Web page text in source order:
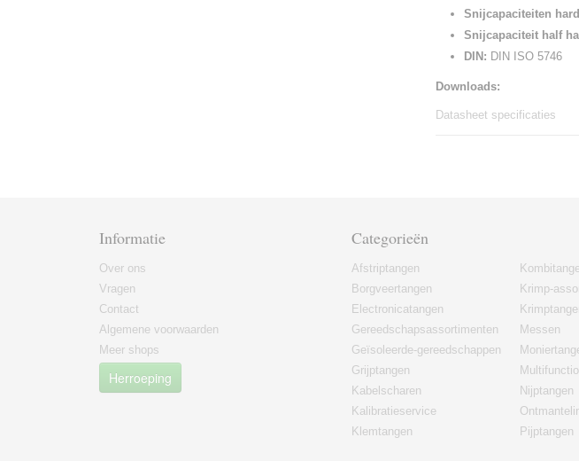
Snijcapaciteiten
Snijcapaciteit half
DIN: DIN ISO 5746
Downloads:
Datasheet specificaties
Informatie
Over ons
Vragen
Contact
Algemene voorwaarden
Meer shops
Herroeping
Categorieën
Afstriptangen
Borgveertangen
Electronicatangen
Gereedschapsassortimenten
Geïsoleerde-gereedschappen
Grijptangen
Kabelscharen
Kalibratieservice
Klemtangen
Krimp-
Messen
Nijptangen
Pijptangen